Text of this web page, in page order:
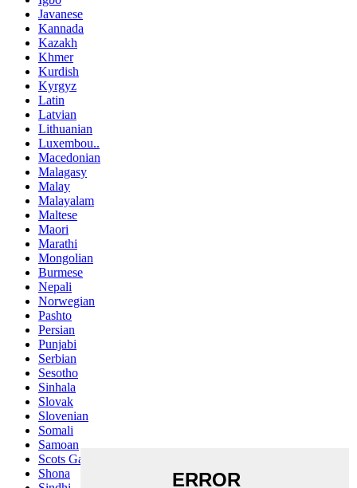
Javanese
Kannada
Kazakh
Khmer
Kurdish
Kyrgyz
Latin
Latvian
Lithuanian
Luxembou..
Macedonian
Malagasy
Malay
Malayalam
Maltese
Maori
Marathi
Mongolian
Burmese
Nepali
Norwegian
Pashto
Persian
Punjabi
Serbian
Sesotho
Sinhala
Slovak
Slovenian
Somali
Samoan
Scots Gaelic
Shona